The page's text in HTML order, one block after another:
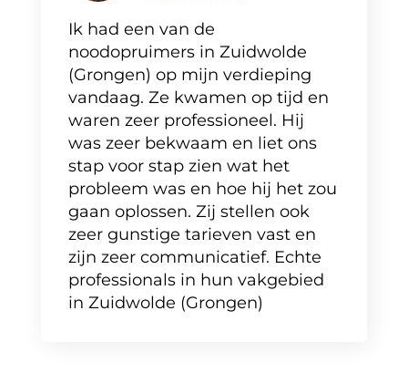
Ik had een van de
noodopruimers in Zuidwolde
(Grongen) op mijn verdieping
vandaag. Ze kwamen op tijd en
waren zeer professioneel. Hij
was zeer bekwaam en liet ons
stap voor stap zien wat het
probleem was en hoe hij het zou
gaan oplossen. Zij stellen ook
zeer gunstige tarieven vast en
zijn zeer communicatief. Echte
professionals in hun vakgebied
in Zuidwolde (Grongen)